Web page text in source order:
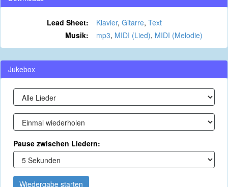
Lead Sheet: Klavier, Gitarre, Text
Musik:
mp3, MIDI (Lied), MIDI (Melodie)
Jukebox
Pause zwischen Liedern:
Wiedergabe starten